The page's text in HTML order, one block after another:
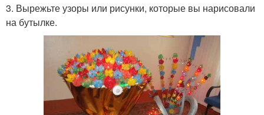
3. Вырежьте узоры или рисунки, которые вы нарисовали
на бутылке.